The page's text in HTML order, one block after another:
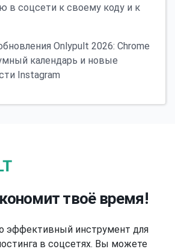
в соцсети к своему коду и к
Onlypult 2026: Chrome
календарь и новые
Instagram
твоё время!
эффективный инструмент для
в соцсетях. Вы можете